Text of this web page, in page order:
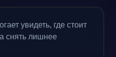
увидеть, где стоит
снять лишнее